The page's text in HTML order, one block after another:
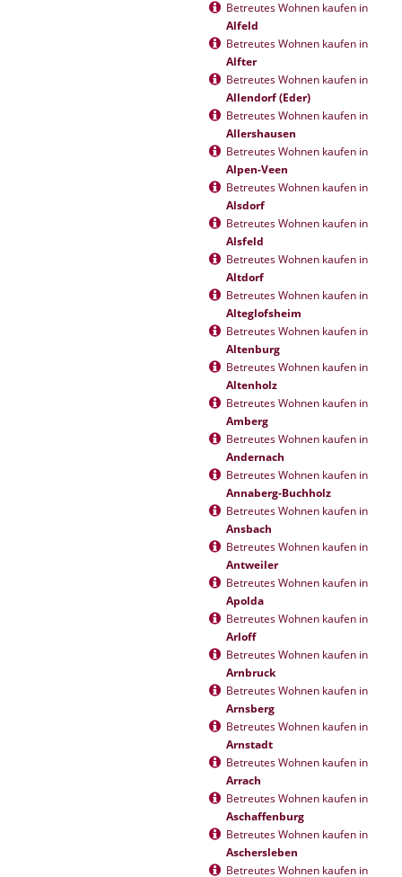
Betreutes Wohnen kaufen in
Alfeld
Betreutes Wohnen kaufen in
Alfter
Betreutes Wohnen kaufen in
Allendorf (Eder)
Betreutes Wohnen kaufen in
Allershausen
Betreutes Wohnen kaufen in
Alpen-Veen
Betreutes Wohnen kaufen in
Alsdorf
Betreutes Wohnen kaufen in
Alsfeld
Betreutes Wohnen kaufen in
Altdorf
Betreutes Wohnen kaufen in
Alteglofsheim
Betreutes Wohnen kaufen in
Altenburg
Betreutes Wohnen kaufen in
Altenholz
Betreutes Wohnen kaufen in
Amberg
Betreutes Wohnen kaufen in
Andernach
Betreutes Wohnen kaufen in
Annaberg-Buchholz
Betreutes Wohnen kaufen in
Ansbach
Betreutes Wohnen kaufen in
Antweiler
Betreutes Wohnen kaufen in
Apolda
Betreutes Wohnen kaufen in
Arloff
Betreutes Wohnen kaufen in
Arnbruck
Betreutes Wohnen kaufen in
Arnsberg
Betreutes Wohnen kaufen in
Arnstadt
Betreutes Wohnen kaufen in
Arrach
Betreutes Wohnen kaufen in
Aschaffenburg
Betreutes Wohnen kaufen in
Aschersleben
Betreutes Wohnen kaufen in